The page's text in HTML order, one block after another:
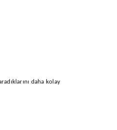
daha kolay